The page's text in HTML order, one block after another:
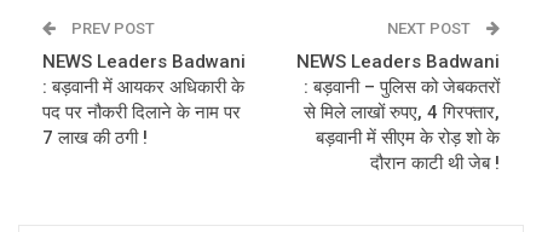
PREV POST
NEWS Leaders Badwani
: बड़वानी में आयकर अधिकारी के
पद पर नौकरी दिलाने के नाम पर
7 लाख की ठगी !
NEXT POST
NEWS Leaders Badwani
: बड़वानी – पुलिस को जेबकतरों
से मिले लाखों रुपए, 4 गिरफ्तार,
बड़वानी में सीएम के रोड़ शो के
दौरान काटी थी जेब !